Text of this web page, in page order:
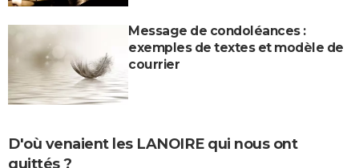
Message de condoléances :
exemples de textes et modèle de
courrier
D'où venaient les LANOIRE qui nous ont
quittés ?